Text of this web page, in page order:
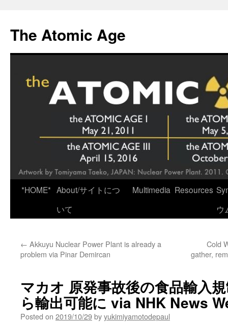
content
The Atomic Age
*HOME* About/サイトにつ
いて
Multimedia Resources
ウ
← Akkuyu Nuclear Power Plant is already a
problem via Pinar Demircan
Cold
gather,
マカオ 原発事故後の食品輸入
ら輸出可能に via NHK News
Posted on 2019/10/29byyukimiyamotodepaul